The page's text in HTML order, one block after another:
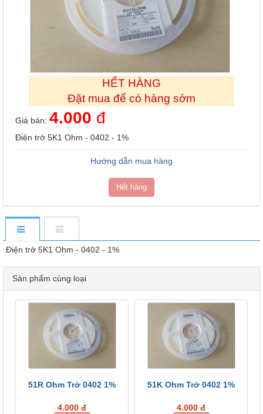
HẾT HÀNG
Đặt mua để có hàng sớm
Giá bán: 4.000 đ
Điện trở 5K1 Ohm - 0402 - 1%
Hướng dẫn mua hàng
Hết hàng
Điện trở 5K1 Ohm - 0402 - 1%
Sản phẩm cùng loại
51R Ohm Trở 0402 1%
4.000 đ
51K Ohm Trở 0402 1%
4.000 đ